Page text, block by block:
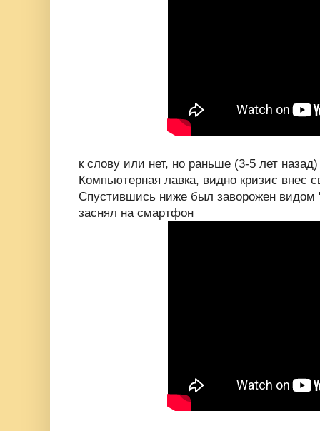
к слову или нет, но раньше (3-5 лет
Компьютерная лавка, видно кризис внес
Спустившись ниже был заворожен видом
заснял на смартфон